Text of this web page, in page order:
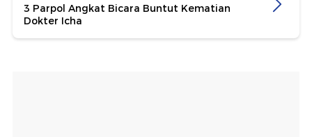
3 Parpol Angkat Bicara Buntut Kematian
Dokter Icha